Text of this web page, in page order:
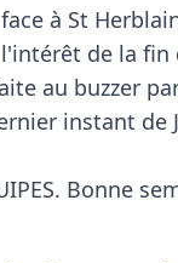
à St
de la
au buzzer
instant de
Bonne